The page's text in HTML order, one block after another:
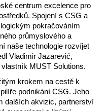
centrum excelence pro
Spojení s CSG a
pokračováním
průmyslového a
naše technologie rozvíjet
Vladimir Jazarević,
MUST Solutions.
krokem na cestě k
podnikání CSG. Jeho
dalších akvizic, partnerství